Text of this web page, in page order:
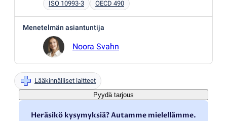
ISO 10993-3 OECD 490
Menetelmän asiantuntija
Noora Svahn
Lääkinnälliset laitteet
Pyydä tarjous
Heräsikö kysymyksiä? Autamme mielellämme.